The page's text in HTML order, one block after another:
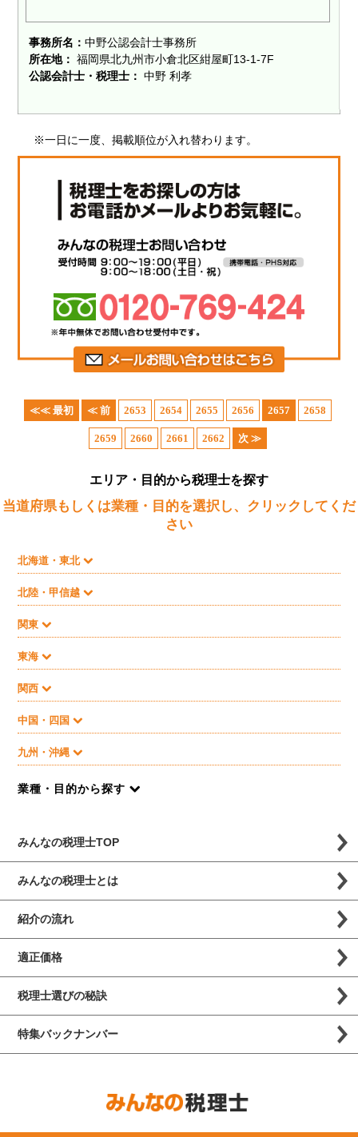
事務所名：中野公認会計士事務所
所在地： 福岡県北九州市小倉北区紺屋町13-1-7F
公認会計士・税理士： 中野 利孝
※一日に一度、掲載順位が入れ替わります。
≪≪ 最初 ≪ 前 2653 2654 2655 2656 2657 2658
2659 2660 2661 2662 次 ≫
エリア・目的から税理士を探す
当道府県もしくは業種・目的を選択し、クリックしてくだ
さい
北海道・東北
北陸・甲信越
関東
東海
関西
中国・四国
九州・沖縄
業種・目的から探す
みんなの税理士TOP
みんなの税理士とは
紹介の流れ
適正価格
税理士選びの秘訣
特集バックナンバー